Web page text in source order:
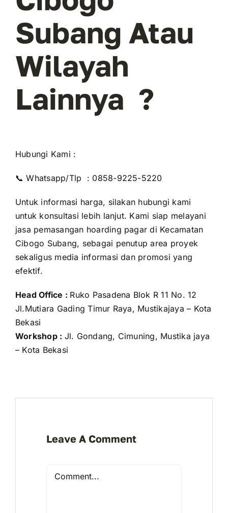
Subang Atau
Wilayah
Lainnya ?
Hubungi Kami :
📞 Whatsapp/Tlp : 0858-9225-5220
Untuk informasi harga, silakan hubungi kami
untuk konsultasi lebih lanjut. Kami siap melayani
jasa pemasangan hoarding pagar di Kecamatan
Cibogo Subang, sebagai penutup area proyek
sekaligus media informasi dan promosi yang
efektif.
Head Office : Ruko Pasadena Blok R 11 No. 12
Jl.Mutiara Gading Timur Raya, Mustikajaya – Kota
Bekasi
Workshop : Jl. Gondang, Cimuning, Mustika jaya
– Kota Bekasi
Leave A Comment